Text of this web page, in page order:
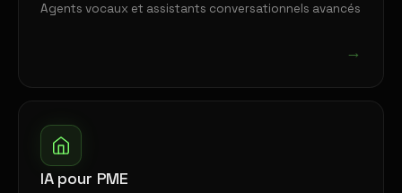
Agents vocaux et assistants conversationnels avancés
→
IA pour PME